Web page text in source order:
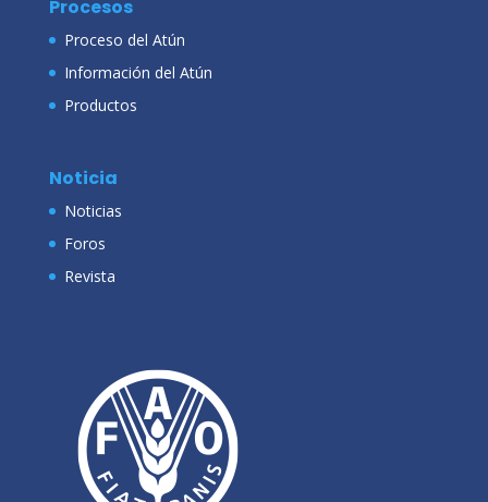
Procesos
Proceso del Atún
Información del Atún
Productos
Noticia
Noticias
Foros
Revista